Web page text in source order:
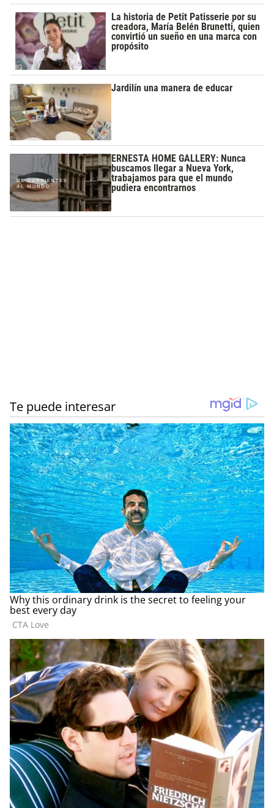
La historia de Petit Patisserie por su
creadora, María Belén Brunetti, quien
convirtió un sueño en una marca con
propósito
Jardilín una manera de educar
ERNESTA HOME GALLERY: Nunca
buscamos llegar a Nueva York,
trabajamos para que el mundo
pudiera encontrarnos